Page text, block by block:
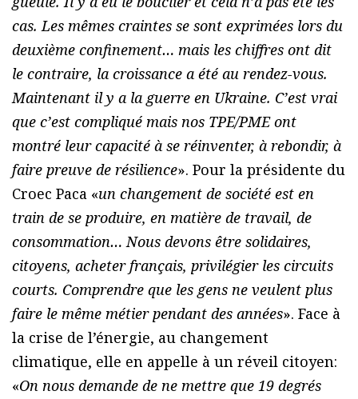
cas. Les mêmes craintes se sont exprimées lors du
deuxième confinement… mais les chiffres ont dit
le contraire, la croissance a été au rendez-vous.
Maintenant il y a la guerre en Ukraine. C’est vrai
que c’est compliqué mais nos TPE/PME ont
montré leur capacité à se réinventer, à rebondir, à
faire preuve de résilience». Pour la présidente du
Croec Paca «un changement de société est en
train de se produire, en matière de travail, de
consommation… Nous devons être solidaires,
citoyens, acheter français, privilégier les circuits
courts. Comprendre que les gens ne veulent plus
faire le même métier pendant des années». Face à
la crise de l’énergie, au changement
climatique, elle en appelle à un réveil citoyen:
«On nous demande de ne mettre que 19 degrés